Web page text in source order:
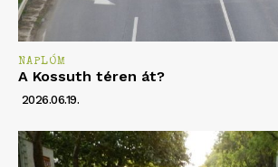
NAPLÓM
A Kossuth téren át?
2026.06.19.